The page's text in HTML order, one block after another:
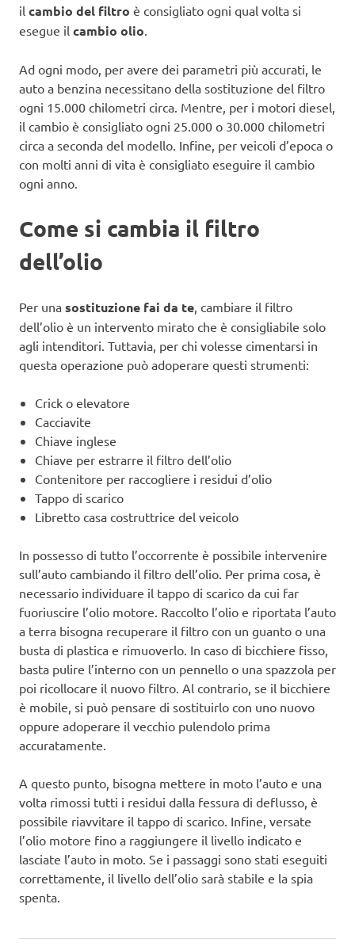
il cambio del filtro è consigliato ogni qual volta si
esegue il cambio olio
Ad ogni modo, per avere dei parametri più accurati, le
auto a benzina necessitano della sostituzione del filtro
ogni 15.000 chilometri circa. Mentre, per i motori diesel,
il cambio è consigliato ogni 25.000 o 30.000 chilometri
circa a seconda del modello. Infine, per veicoli d’epoca o
con molti anni di vita è consigliato eseguire il cambio
ogni anno.
Come si cambia il filtro
dell’olio
Per una sostituzione fai da te , cambiare il filtro
dell’olio è un intervento mirato che è consigliabile solo
agli intenditori. Tuttavia, per chi volesse cimentarsi in
questa operazione può adoperare questi strumenti:
Crick o elevatore
Cacciavite
Chiave inglese
Chiave per estrarre il filtro dell’olio
Contenitore per raccogliere i residui d’olio
Tappo di scarico
Libretto casa costruttrice del veicolo
In possesso di tutto l’occorrente è possibile intervenire
sull’auto cambiando il filtro dell’olio. Per prima cosa, è
necessario individuare il tappo di scarico da cui far
fuoriuscire l’olio motore. Raccolto l’olio e riportata l’auto
a terra bisogna recuperare il filtro con un guanto o una
busta di plastica e rimuoverlo. In caso di bicchiere fisso,
basta pulire l’interno con un pennello o una spazzola per
poi ricollocare il nuovo filtro. Al contrario, se il bicchiere
è mobile, si può pensare di sostituirlo con uno nuovo
oppure adoperare il vecchio pulendolo prima
accuratamente.
A questo punto, bisogna mettere in moto l’auto e una
volta rimossi tutti i residui dalla fessura di deflusso, è
possibile riavvitare il tappo di scarico. Infine, versate
l’olio motore fino a raggiungere il livello indicato e
lasciate l’auto in moto. Se i passaggi sono stati eseguiti
correttamente, il livello dell’olio sarà stabile e la spia
spenta.